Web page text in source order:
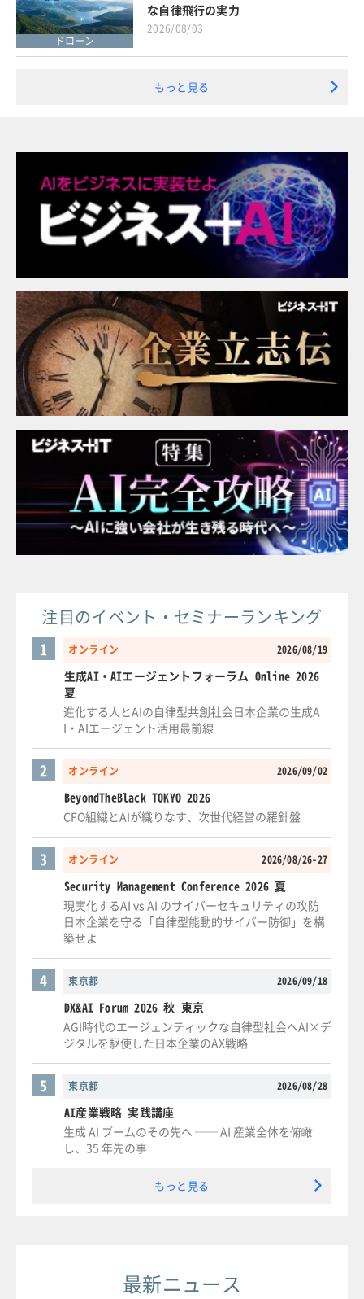
ドローン
な自律飛行の実力
2026/08/03
もっと見る
注目のイベント・セミナーランキング
オンライン 2026/08/19
1
生成AI・AIエージェントフォーラム Online 2026
夏
進化する人とAIの自律型共創社会日本企業の生成A
I・AIエージェント活用最前線
オンライン 2026/09/02
2
BeyondTheBlack TOKYO 2026
CFO組織とAIが織りなす、次世代経営の羅針盤
オンライン 2026/08/26-27
3
Security Management Conference 2026 夏
現実化するAI vs AI のサイバーセキュリティの攻防
日本企業を守る「自律型能動的サイバー防御」を構
築せよ
東京都 2026/09/18
4
DX&AI Forum 2026 秋 東京
AGI時代のエージェンティックな自律型社会へAI×デ
ジタルを駆使した日本企業のAX戦略
東京都 2026/08/28
5
AI産業戦略 実践講座
生成 AI ブームのその先へ ── AI 産業全体を俯瞰
し、35 年先の事
もっと見る
最新ニュース